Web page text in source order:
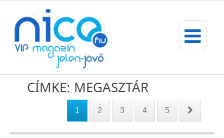
CÍMKE: MEGASZTÁR
1 2 3 4 5